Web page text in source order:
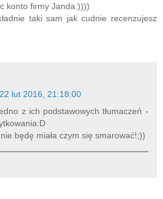
konto firmy Janda:))))
taki sam jak cudnie recenzujesz
22 lut 2016, 21:18:00
z ich podstawowych tłumaczeń -
będę miała czym się smarować!;))